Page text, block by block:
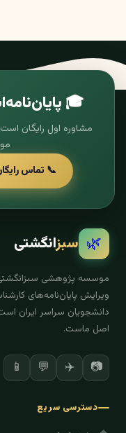
🎓
مشاوره اول رایگان
📞 تماس
🌿 سبزانگشتی
ویرایش پایان‌نامه‌های
دانشجویان سراسر ایران
اصل ماست.
📷
✈️
💬
📱
دسترسی سریع